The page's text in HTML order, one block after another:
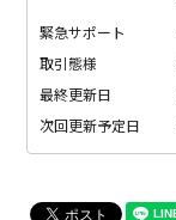
緊急サポート
取引態様
最終更新日
次回更新予定日